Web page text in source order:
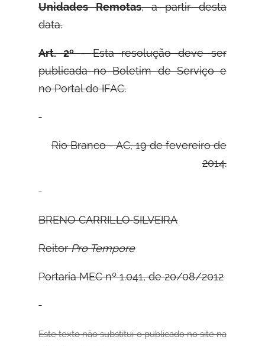
Unidades Remotas, a partir desta
data.
Art. 2º- Esta resolução deve ser
publicada no Boletim de Serviço e
no Portal do IFAC.
Rio Branco - AC, 19 de fevereiro de
2014.
BRENOCARRILLOSILVEIRA
ReitorPro Tempore
Portaria MEC nº 1.041, de 20/08/2012
Este texto não substitui o publicado no site na